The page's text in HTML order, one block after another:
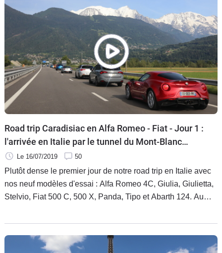
ancêtres !
Road trip Caradisiac en Alfa Romeo - Fiat - Jour 1 :
l'arrivée en Italie par le tunnel du Mont-Blanc
(vidéo)Le 16/07/2019 50
Plutôt dense le premier jour de notre road trip en Italie avec
nos neuf modèles d'essai : Alfa Romeo 4C, Giulia, Giulietta,
Stelvio, Fiat 500 C, 500 X, Panda, Tipo et Abarth 124. Au
la fameux tunnel du Mont-Blanc. L'occasion de se mettre en
jambe et de constater si besoin était à quel point nos
montures étaient différentes.